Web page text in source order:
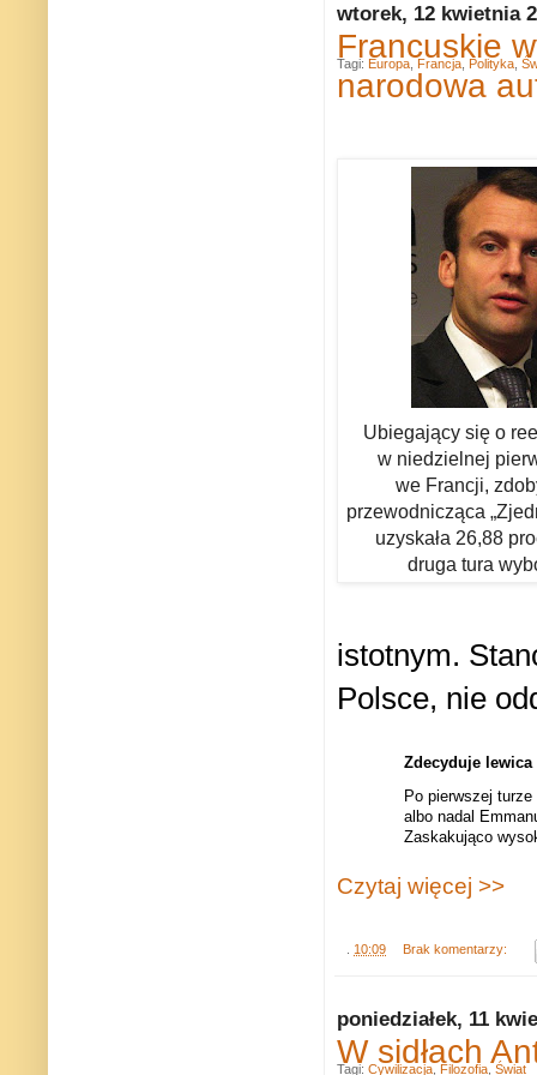
wtorek, 12 kwietnia
Francuskie
narodowa
Ubiegający się o
w niedzielnej
we Francji,
przewodnicząca
uzyskała 26,88
druga tura
istotnym.
Polsce, nie
Zdecyduje lewica
Po pierwszej
albo nadal
Zaskakująco
Czytaj więcej >>
. 10:09 Brak komentarzy:
Tagi: Europa Francja Polityka
poniedziałek, 11
W sidłach
Tagi: Cywilizacja Filozofia Świat